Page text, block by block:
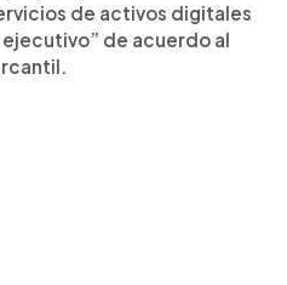
de activos digitales
de acuerdo al